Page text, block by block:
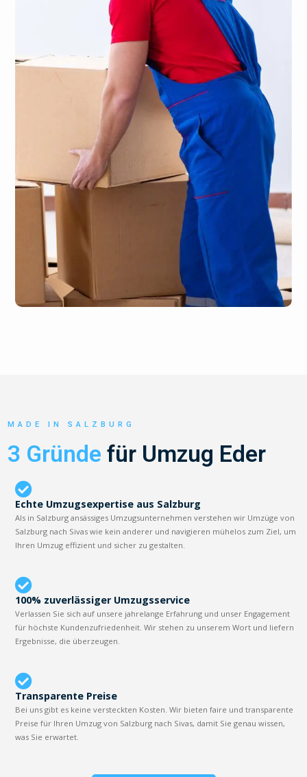
MADE IN SALZBURG
3 Gründe für Umzug Eder
Echte Umzugsexpertise aus Salzburg
Als in Salzburg ansässiges Umzugsunternehmen verstehen wir Umzüge von
Salzburg nach Sivas wie kein anderer und navigieren mühelos zum Ziel, um
Ihren Umzug effizient und sicher zu gestalten.
100% zuverlässiger Umzugsservice
Verlassen Sie sich auf unsere jahrelange Erfahrung und unser Engagement
für höchste Kundenzufriedenheit. Wir stehen zu unserem Wort und liefern
Ergebnisse, die überzeugen.
Transparente Preise
Bei uns gibt es keine versteckten Kosten. Wir bieten faire und transparente
Preise für Ihren Umzug von Salzburg nach Sivas, damit Sie genau wissen,
was Sie erwartet.